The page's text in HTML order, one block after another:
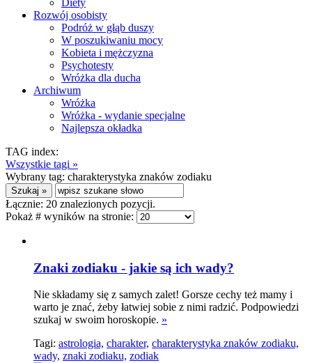
Diety
Rozwój osobisty
Podróż w głąb duszy
W poszukiwaniu mocy
Kobieta i mężczyzna
Psychotesty
Wróżka dla ducha
Archiwum
Wróżka
Wróżka - wydanie specjalne
Najlepsza okładka
TAG index:
Wszystkie tagi »
Wybrany tag: charakterystyka znaków zodiaku
Łącznie: 20 znalezionych pozycji.
Pokaż # wyników na stronie:
Znaki zodiaku - jakie są ich wady?
Nie składamy się z samych zalet! Gorsze cechy też mamy i
warto je znać, żeby łatwiej sobie z nimi radzić. Podpowiedzi
szukaj w swoim horoskopie. »
Tagi: astrologia, charakter, charakterystyka znaków zodiaku,
wady, znaki zodiaku, zodiak